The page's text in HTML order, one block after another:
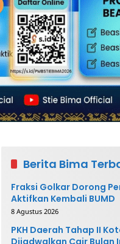
Berita Bima
Fraksi Golkar Dorong
Aktifkan Kembali BUMD
8 Agustus 2026
PKH Daerah Tahap II
Dijadwalkan Cair Bulan